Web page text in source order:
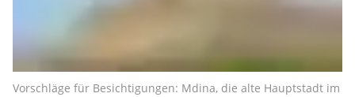
Vorschläge für Besichtigungen: Mdina, die alte Hauptstadt im